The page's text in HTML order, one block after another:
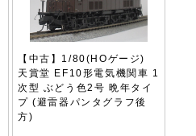
【中古】1/80(HOゲージ)
天賞堂 EF10形電気機関車 1
次型 ぶどう色2号 晩年タイ
プ (避雷器パンタグラフ後
方)